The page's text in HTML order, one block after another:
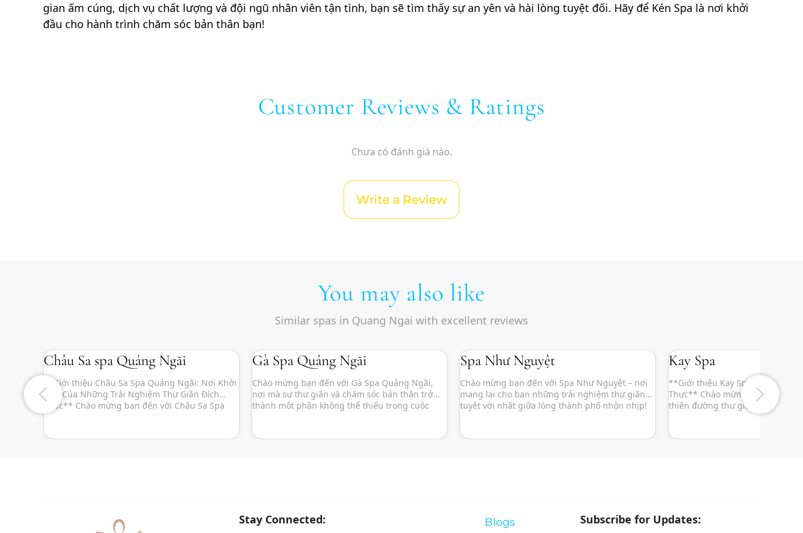
gian ấm cúng, dịch vụ chất lượng và đội ngũ nhân viên tận tình, bạn sẽ tìm thấy sự an yên và hài lòng tuyệt đối. Hãy để Kén Spa là nơi khởi
đầu cho hành trình chăm sóc bản thân bạn!
Customer Reviews & Ratings
Chưa có đánh giá nào.
Write a Review
You may also like
Similar spas in Quang Ngai with excellent reviews
Châu Sa spa Quảng Ngãi
**Giới thiệu Châu Sa Spa Quảng Ngãi: Nơi Khởi
Đầu Của Những Trải Nghiệm Thư Giãn Đích
Thực** Chào mừng bạn đến với Châu Sa Spa
Quảng Ngãi – một thiên đường thư giãn giữa
những lo toan hằng ngày để tìm về sự bình […]
Gà Spa Quảng Ngãi
Chào mừng bạn đến với Gà Spa Quảng Ngãi,
nơi mà sự thư giãn và chăm sóc bản thân trở
thành một phần không thể thiếu trong cuộc
Spa được thiết kế với không gian […]
Spa Như Nguyệt
Chào mừng bạn đến với Spa Như Nguyệt – nơi
mang lại cho bạn những trải nghiệm thư giãn
tuyệt vời nhất giữa lòng thành phố nhộn nhịp!
Nguyệt hứa hẹn sẽ là điểm […]
Kay Spa
**Giới thiệu Kay Spa – Nơi Thư
Thực** Chào mừng bạn đến với
thiên đường thư giãn giữa lòng
nhịp! Tại Kay Spa, chúng tôi
sóc sức khỏe, mà còn là một
Stay Connected: Blogs Subscribe for Updates: